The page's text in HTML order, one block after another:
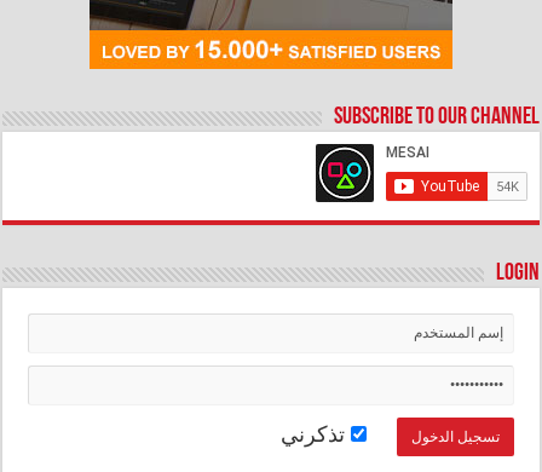
Subscribe to our Channel
Login
تذكرني